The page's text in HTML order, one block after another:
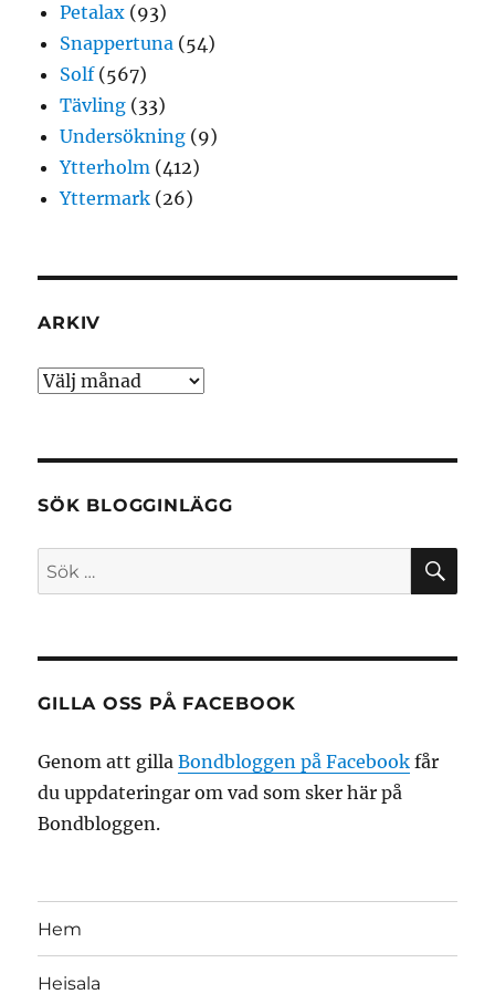
Petalax (93)
Snappertuna (54)
Solf(567)
Tävling (33)
Undersökning (9)
Ytterholm (412)
Yttermark (26)
ARKIV
Arkiv
SÖK BLOGGINLÄGG
Sök
efter:
GILLA OSS PÅ FACEBOOK
Genom att gillaBondbloggen på Facebook får
du uppdateringar om vad som sker här på
Bondbloggen.
Hem
Heisala